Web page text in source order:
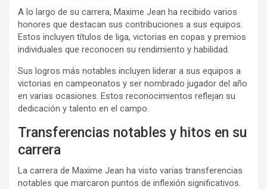
A lo largo de su carrera, Maxime Jean ha recibido varios
honores que destacan sus contribuciones a sus equipos.
Estos incluyen títulos de liga, victorias en copas y premios
individuales que reconocen su rendimiento y habilidad.
Sus logros más notables incluyen liderar a sus equipos a
victorias en campeonatos y ser nombrado jugador del año
en varias ocasiones. Estos reconocimientos reflejan su
dedicación y talento en el campo.
Transferencias notables y hitos en su
carrera
La carrera de Maxime Jean ha visto varias transferencias
notables que marcaron puntos de inflexión significativos.